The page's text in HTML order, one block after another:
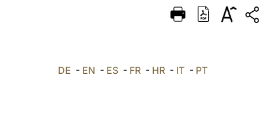
DEUTSCH
العربيّة DE - EN - ES- FR- HR- IT- PT